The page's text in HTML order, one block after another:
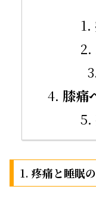
1.
2.
4. 膝痛
5.
1. 疼痛と睡眠